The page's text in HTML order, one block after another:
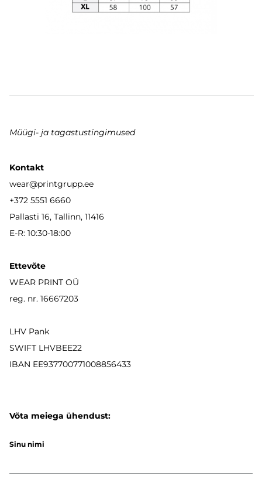
Müügi- ja tagastustingimused
Kontakt
wear@printgrupp.ee
+372 5551 6660
Pallasti 16, Tallinn, 11416
E-R: 10:30-18:00
Ettevõte
WEAR PRINT OÜ
reg. nr. 16667203
LHV Pank
SWIFT LHVBEE22
IBAN EE937700771008856433
Võta meiega ühendust:
Sinu nimi